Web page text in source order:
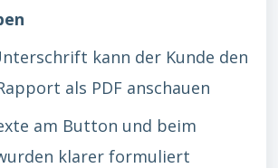
kann der Kunde den
als PDF anschauen
am Button und beim
klarer formuliert